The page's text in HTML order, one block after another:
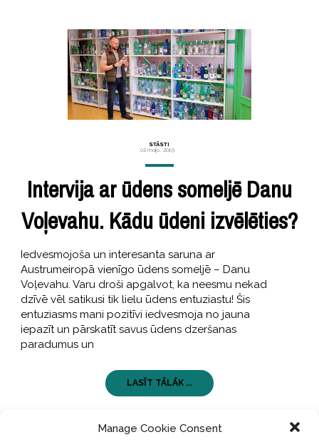
Manage Cookie Consent
STĀSTI
02 maijs, 2019
Intervija ar ūdens someljē Danu
Voļevahu. Kādu ūdeni izvēlēties?
Iedvesmojoša un interesanta saruna ar
Austrumeiropā vienīgo ūdens someljē – Danu
Voļevahu. Varu droši apgalvot, ka neesmu nekad
dzīvē vēl satikusi tik lielu ūdens entuziastu! Šis
entuziasms mani pozitīvi iedvesmoja no jauna
iepazīt un pārskatīt savus ūdens dzeršanas
paradumus un
LASĪT TĀLĀK ...